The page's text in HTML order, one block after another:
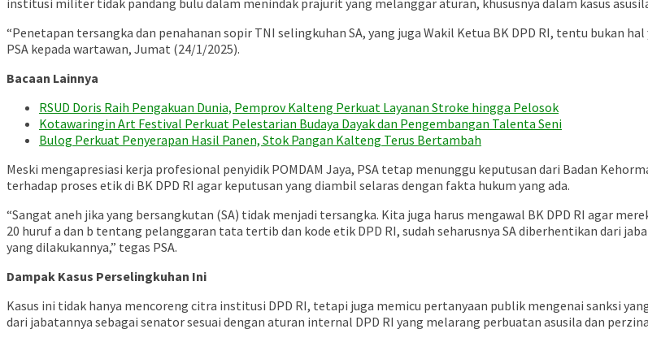
institusi militer tidak pandang bulu dalam menindak prajurit yang melanggar aturan, khususnya dalam kasus
“Penetapan tersangka dan penahanan sopir TNI selingkuhan SA, yang juga Wakil Ketua BK DPD RI, tentu bukan
PSA kepada wartawan, Jumat (24/1/2025).
Bacaan Lainnya
RSUD Doris Raih Pengakuan Dunia, Pemprov Kalteng Perkuat Layanan Stroke hingga Pelosok
Kotawaringin Art Festival Perkuat Pelestarian Budaya Dayak dan Pengembangan Talenta Seni
Bulog Perkuat Penyerapan Hasil Panen, Stok Pangan Kalteng Terus Bertambah
Meski mengapresiasi kerja profesional penyidik POMDAM Jaya, PSA tetap menunggu keputusan dari Badan
terhadap proses etik di BK DPD RI agar keputusan yang diambil selaras dengan fakta hukum yang ada.
“Sangat aneh jika yang bersangkutan (SA) tidak menjadi tersangka. Kita juga harus mengawal BK DPD RI agar
20 huruf a dan b tentang pelanggaran tata tertib dan kode etik DPD RI, sudah seharusnya SA diberhentikan dari
yang dilakukannya,” tegas PSA.
Dampak Kasus Perselingkuhan Ini
Kasus ini tidak hanya mencoreng citra institusi DPD RI, tetapi juga memicu pertanyaan publik mengenai sanksi
dari jabatannya sebagai senator sesuai dengan aturan internal DPD RI yang melarang perbuatan asusila dan